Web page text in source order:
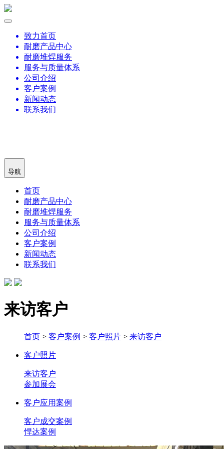
致力首页
耐磨产品中心
耐磨堆焊服务
服务与质量体系
公司介绍
客户案例
新闻动态
联系我们
导航
首页
耐磨产品中心
耐磨堆焊服务
服务与质量体系
公司介绍
客户案例
新闻动态
联系我们
来访客户
首页 > 客户案例 > 客户照片 > 来访客户
客户照片
来访客户
参加展会
客户应用案例
客户成交案例
悍达案例